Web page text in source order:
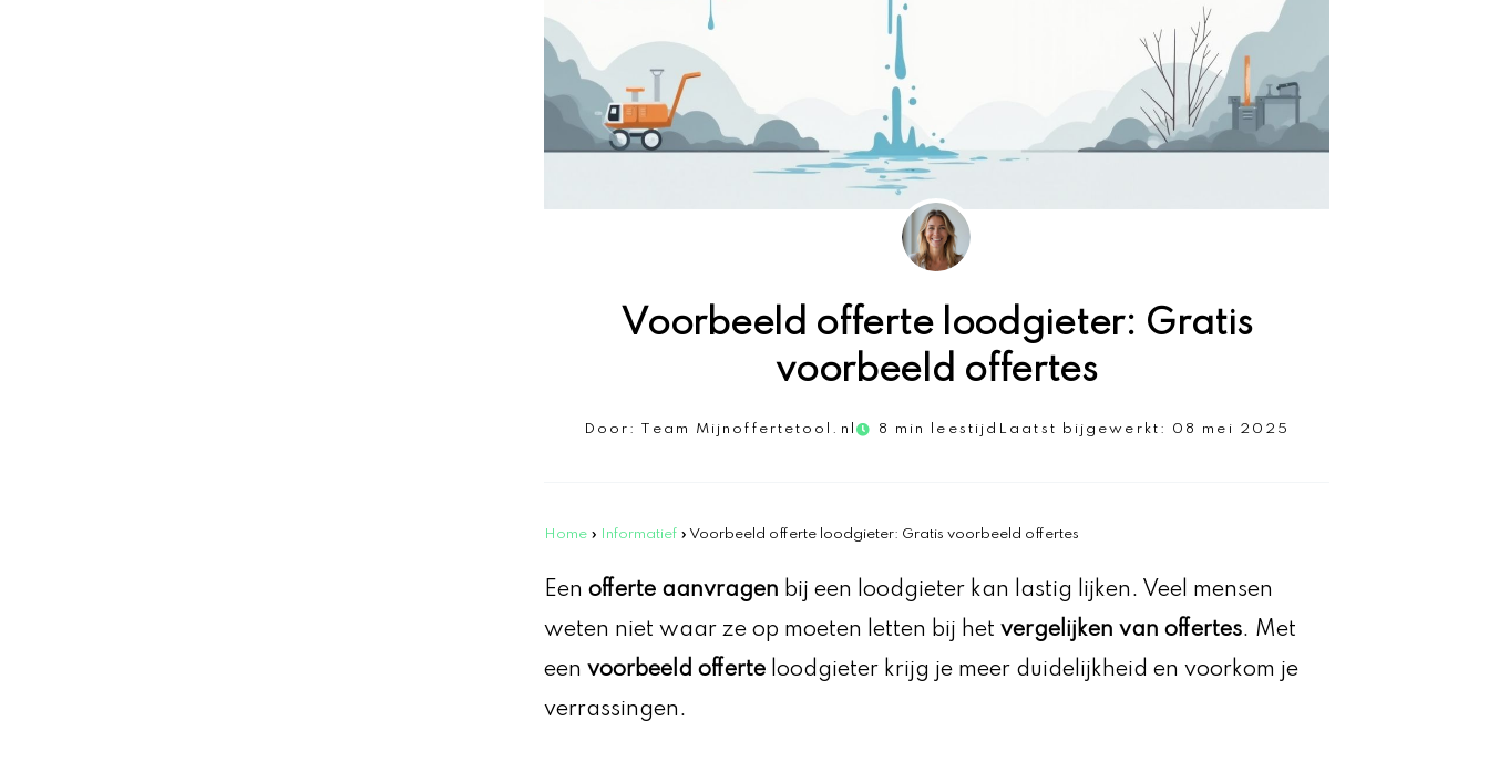
Voorbeeld offerte loodgieter: Gratis
voorbeeld offertes
Door: Team Mijnoffertetool.nl 8 min leestijd Laatst bijgewerkt: 08 mei 2025
Home » Informatief » Voorbeeld offerte loodgieter: Gratis voorbeeld offertes
Een offerte aanvragen bij een loodgieter kan lastig lijken. Veel mensen
weten niet waar ze op moeten letten bij het vergelijken van offertes. Met
een voorbeeld offerte loodgieter krijg je meer duidelijkheid en voorkom je
verrassingen.